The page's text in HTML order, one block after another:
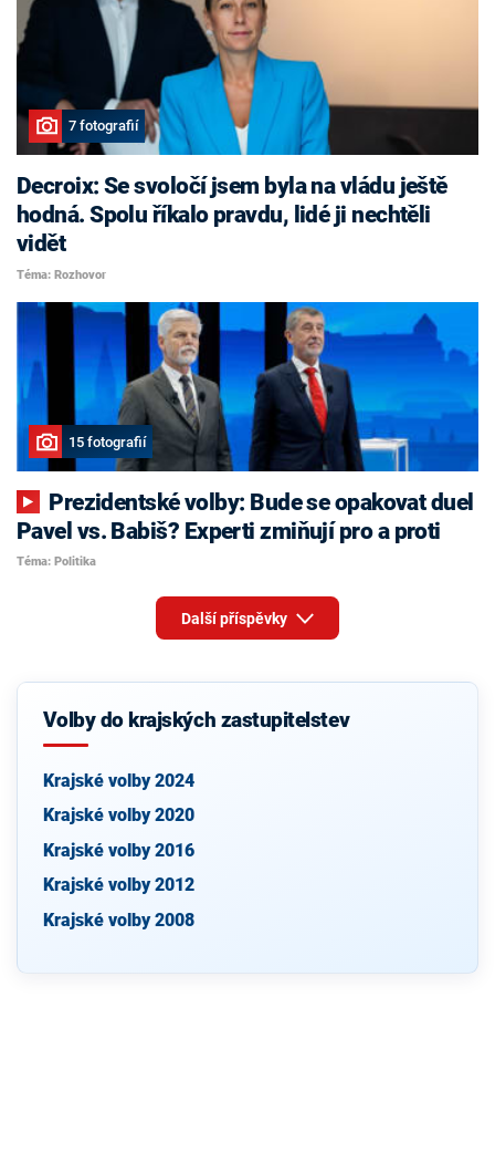
7 fotografií
Decroix: Se svoločí jsem byla na vládu ještě
hodná. Spolu říkalo pravdu, lidé ji nechtěli
vidět
Téma: Rozhovor
15 fotografií
Pavel vs. Babiš? Experti zmiňují pro a proti
Téma: Politika
Další příspěvky
Volby do krajských zastupitelstev
Krajské volby 2024
Krajské volby 2020
Krajské volby 2016
Krajské volby 2012
Krajské volby 2008